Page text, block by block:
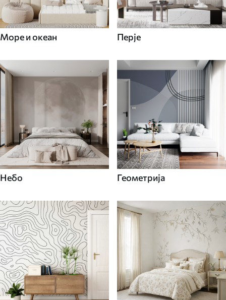
Море и океан Перје
Небо Геометрија